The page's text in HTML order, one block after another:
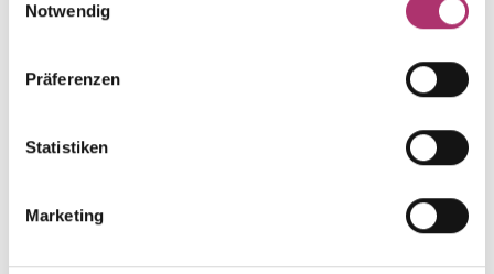
Notwendig
Präferenzen
Statistiken
Marketing
Weitere Stücke aus dieser Kollektion entdecken.